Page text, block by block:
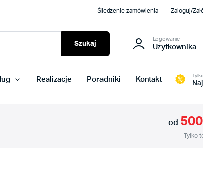
Śledzenie zamówienia Zaloguj/
Szukaj
Logowanie
Użytkownika
Realizacje Poradniki Kontakt
od
Tylko